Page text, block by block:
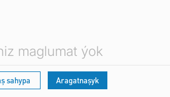
maglumat ýok
sahypa Aragatnaşyk